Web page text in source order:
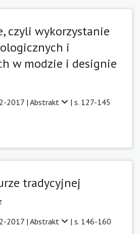
czyli wykorzystanie
i
w modzie i designie
2017 | Abstrakt | s. 127-145
tradycyjnej
2017 | Abstrakt | s. 146-160